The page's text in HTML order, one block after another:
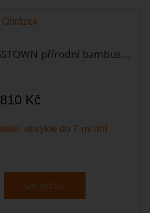
přírodní bambus...
Kč
obvykle do 7-mi dní
Do košíku